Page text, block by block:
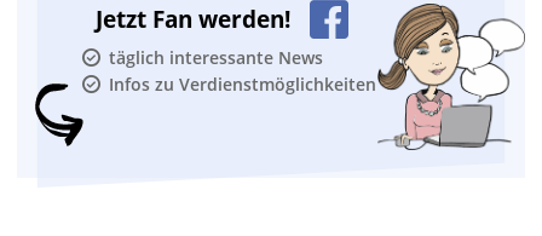
Jetzt Fan werden!
täglich interessante News
Infos zu Verdienstmöglichkeiten